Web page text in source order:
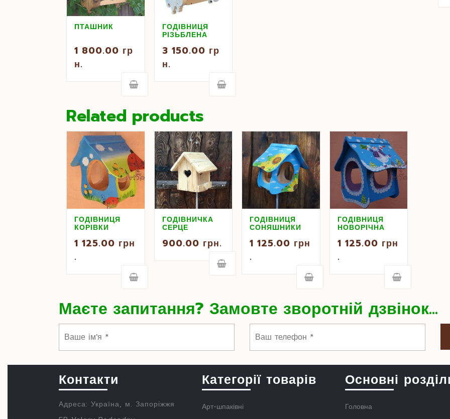
ПТАШНИК
1 800.00 гр
н.
ГОДІВНИЦЯ
РІЗЬБЛЕНА
3 150.00 гр
н.
Related products
ГОДІВНИЦЯ
КОРІВКИ
1 125.00 грн
.
ГОДІВНИЧКА
СЕРЦЕ
900.00 грн.
ГОДІВНИЦЯ
СОНЯШНИКИ
1 125.00 грн
.
ГОДІВНИЦЯ
НОВОРІЧНА
1 125.00 грн
.
Маєте запитання? Замовте зворотній дзвінок...
Контакти
Адреса: Україна, м. Запоріжжя
Категорії товарів
Арт-шпаківні
Основні
Головна